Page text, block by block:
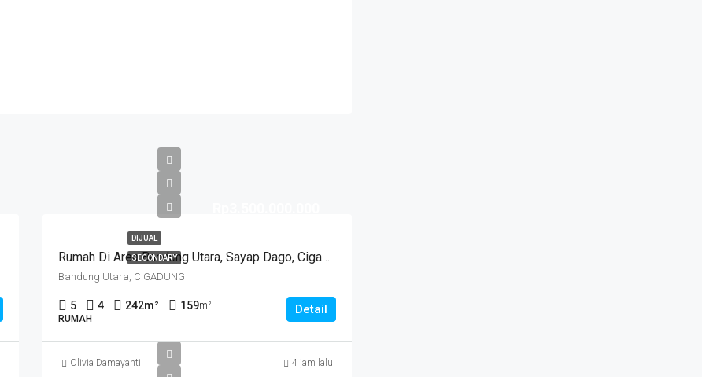
DIJUAL
SECONDARY Rumah Di Area Bandung Utara, Sayap Dago, Cigadung.
Bandung Utara, CIGADUNG
5 4 242m² 159m²
RUMAH
Detail
Olivia Damayanti 4 jam lalu